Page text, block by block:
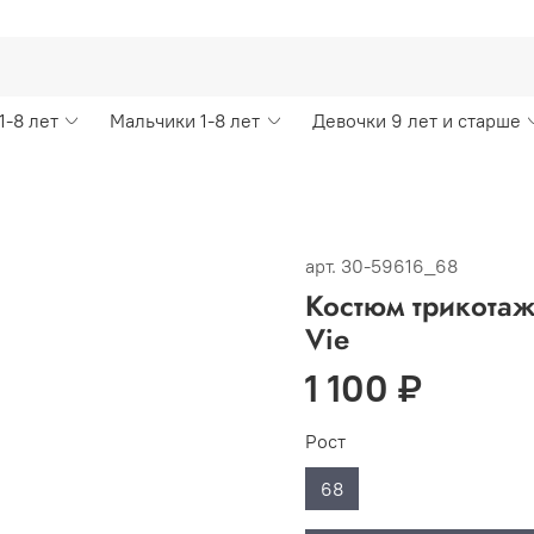
8 лет Мальчики 1-8 лет Девочки 9 лет и старше
арт. 30-59616_68
Костюм
Vie
1 100 ₽
Рост
68